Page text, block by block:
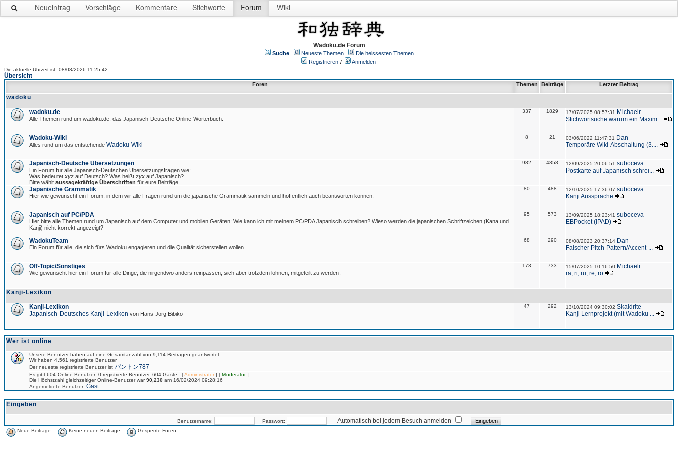
Neueintrag Vorschläge Kommentare Stichworte Forum Wiki
Wadoku.de Forum
Suche Neueste Themen
Die heissesten Themen
Registrieren / Anmelden
Die aktuelle Uhrzeit ist: 08/08/2026 11:25:42
Übersicht
Foren Themen Beiträge Letzter Beitrag
wadoku
wadoku.de
Alle Themen rund um wadoku.de, das Japanisch-Deutsche Online-Wörterbuch.
337 1829 17/07/2025 08:57:31
Michaelr
Stichwortsuche warum ein Maxim...
Wadoku-Wiki
Alles rund um das entstehende Wadoku-Wiki
8 21 03/06/2022 11:47:31
Dan
Temporäre Wiki-Abschaltung (3....
Japanisch-Deutsche Übersetzungen
Ein Forum für alle Japanisch-Deutschen Übersetzungsfragen wie:
Was bedeutet xyz auf Deutsch? Was heißt zyx auf Japanisch?
Bitte wählt aussagekräftige Überschriften für eure Beiträge.
982 4858 12/09/2025 20:06:51 suboceva
Postkarte auf Japanisch schrei...
Japanische Grammatik
Hier wie gewünscht ein Forum, in dem wir alle Fragen rund um die japanische Grammatik sammeln und hoffentlich auch beantworten können.
80 488 12/10/2025 17:36:07 suboceva
Kanji Aussprache
Japanisch auf PC/PDA
Hier bitte alle Themen rund um Japanisch auf dem Computer und mobilen Geräten: Wie kann ich mit meinem PC/PDA Japanisch schreiben? Wieso werden die japanischen Schriftzeichen (Kana und
Kanji) nicht korrekt angezeigt?
95 573 13/09/2025 18:23:41 suboceva
EBPocket (IPAD)
WadokuTeam
Ein Forum für alle, die sich fürs Wadoku engagieren und die Qualität sicherstellen wollen.
68 290 08/08/2023 20:37:14 Dan
Falscher Pitch-Pattern/Accent-...
Off-Topic/Sonstiges
Wie gewünscht hier ein Forum für alle Dinge, die nirgendwo anders reinpassen, sich aber trotzdem lohnen, mitgeteilt zu werden.
173 733 15/07/2025 10:16:50 Michaelr
ra, ri, ru, re, ro
Kanji-Lexikon
Kanji-Lexikon
Japanisch-Deutsches Kanji-Lexikon von Hans-Jörg Bibiko
47 292 13/10/2024 09:30:02 Skaidrite
Kanji Lernprojekt (mit Wadoku ...
Wer ist online
Unsere Benutzer haben auf eine Gesamtanzahl von 9,114 Beiträgen geantwortet
Wir haben 4,561 registrierte Benutzer
Der neueste registrierte Benutzer ist パントン787
Es gibt 604 Online-Benutzer: 0 registrierte Benutzer, 604 Gäste [Administrator] [ Moderator]
Die Höchstzahl gleichzeitiger Online-Benutzer war90,230 am 16/02/2024 09:28:16
Angemeldete Benutzer: Gast
Eingeben
Benutzername: Passwort: Automatisch bei jedem Besuch anmelden
Neue Beiträge Keine neuen Beiträge Gesperrte Foren